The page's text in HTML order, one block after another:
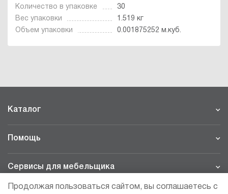
Количество в упаковке
30
Вес упаковки
1.519 кг
Объем упаковки
0.001875252 м.куб.
Каталог
Помощь
Сервисы для мебельщика
Продолжая пользоваться сайтом, вы соглашаетесь с